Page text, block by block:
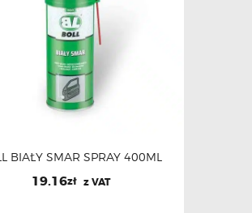
BIAŁY SMAR SPRAY 400ML
19.16zł z VAT